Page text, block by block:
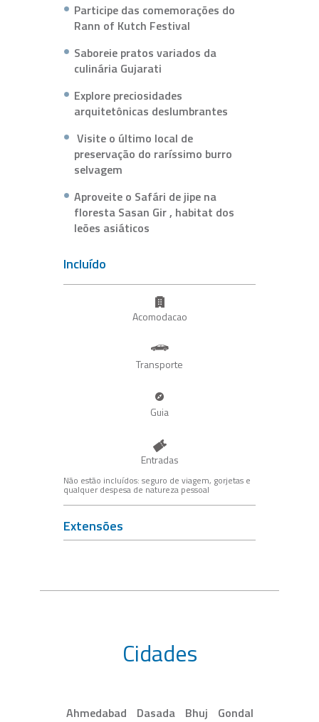
Participe das comemorações do
Rann of Kutch Festival
Saboreie pratos variados da
culinária Gujarati
Explore preciosidades
arquitetônicas deslumbrantes
Visite o último local de
preservação do raríssimo burro
selvagem
Aproveite o Safári de jipe na
floresta Sasan Gir , habitat dos
leões asiáticos
Incluído
Acomodacao
Transporte
Guia
Entradas
Não estão incluídos: seguro de viagem, gorjetas e
qualquer despesa de natureza pessoal
Extensões
Cidades
Ahmedabad Dasada Bhuj
Gondal